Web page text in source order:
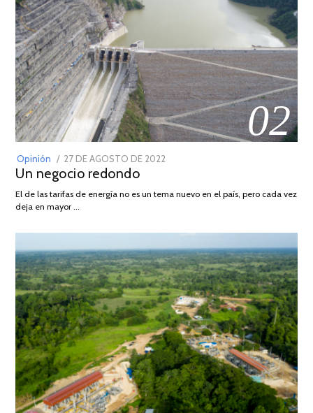
02
Opinión
POSTED
ON
27 DE AGOSTO DE 2022
DE
Un negocio redondo
El de las tarifas de energía no es un tema nuevo en el país, pero cada vez
deja en mayor …